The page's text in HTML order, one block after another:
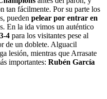
tan fácilmente. Por su parte los
pueden pelear por entrar en
En la ida vimos un auténtico
3-4 para los visitantes pese al
de un doblete. Alguacil
lesión, mientras que Arrasate
importantes: Rubén García